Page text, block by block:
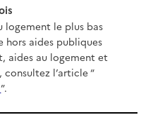
logement le plus bas
hors aides publiques
aides au logement et
consultez l’article “
”.